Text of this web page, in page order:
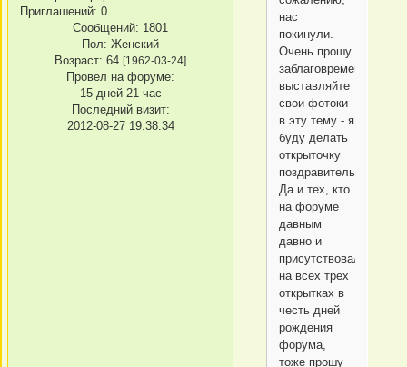
Приглашений: 0
Сообщений: 1801
Пол: Женский
Возраст: 64 [1962-03-24]
Провел на форуме:
15 дней 21 час
Последний визит:
2012-08-27 19:38:34
нас
покинули.
Очень прошу
заблаговременно
выставляйте
свои фотоки
в эту тему - я
буду делать
открыточку
поздравительную.
Да и тех, кто
на форуме
давным
давно и
присутствовал
на всех трех
открытках в
честь дней
рождения
форума,
тоже прошу